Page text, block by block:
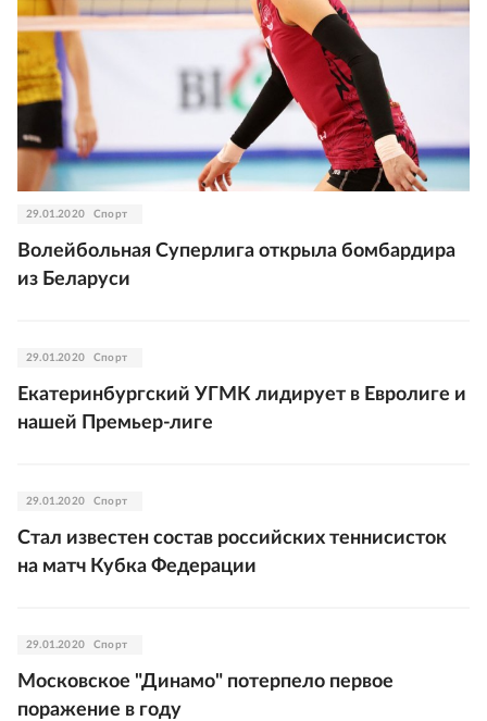
29.01.2020 Спорт
Волейбольная Суперлига открыла бомбардира
из Беларуси
29.01.2020 Спорт
Екатеринбургский УГМК лидирует в Евролиге и
нашей Премьер-лиге
29.01.2020 Спорт
Стал известен состав российских теннисисток
на матч Кубка Федерации
29.01.2020 Спорт
Московское "Динамо" потерпело первое
поражение в году